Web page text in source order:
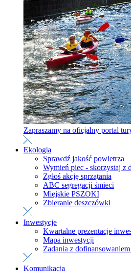
Zapraszamy na oficjalny portal
Ekologia
Sprawdź jakość powietrza
Wymień piec - skorzystaj z
Zgłoś akcję sprzątania
ABC segregacji śmieci
Miejskie PSZOKI
Zbieranie deszczówki
Inwestycje
Kwartalne prezentacje
Mapa inwestycji
Zadania z
Komunikacja